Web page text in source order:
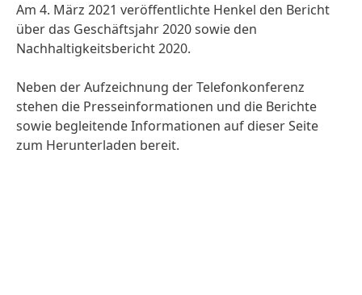
Am 4. März 2021 veröffentlichte Henkel den Bericht
über das Geschäftsjahr 2020 sowie den
Nachhaltigkeitsbericht 2020.
Neben der Aufzeichnung der Telefonkonferenz
stehen die Presseinformationen und die Berichte
sowie begleitende Informationen auf dieser Seite
zum Herunterladen bereit.